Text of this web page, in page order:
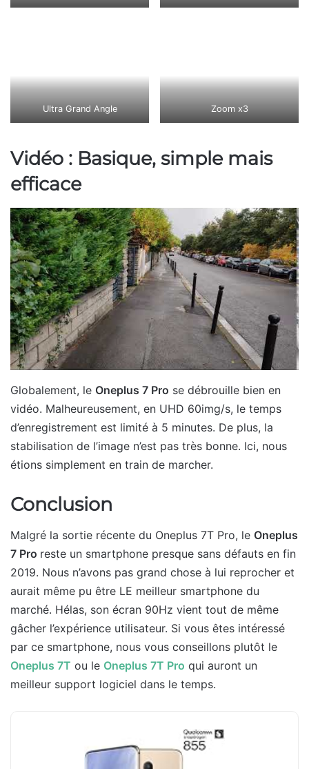
Ultra Grand Angle Zoom x3
Vidéo : Basique, simple mais
efficace
Globalement, le Oneplus 7 Pro se débrouille bien en
vidéo. Malheureusement, en UHD 60img/s, le temps
d’enregistrement est limité à 5 minutes. De plus, la
stabilisation de l’image n’est pas très bonne. Ici, nous
étions simplement en train de marcher.
Conclusion
Malgré la sortie récente du Oneplus 7T Pro, le Oneplus
7 Pro reste un smartphone presque sans défauts en fin
2019. Nous n’avons pas grand chose à lui reprocher et
aurait même pu être LE meilleur smartphone du
marché. Hélas, son écran 90Hz vient tout de même
gâcher l’expérience utilisateur. Si vous êtes intéressé
par ce smartphone, nous vous conseillons plutôt le
Oneplus 7T ou le Oneplus 7T Pro qui auront un
meilleur support logiciel dans le temps.